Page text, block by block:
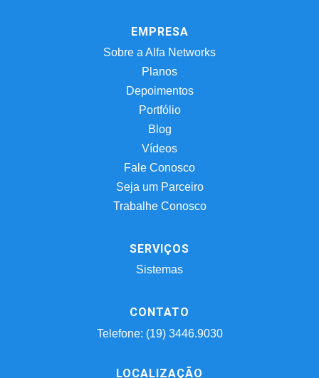
EMPRESA
Sobre a Alfa Networks
Planos
Depoimentos
Portfólio
Blog
Vídeos
Fale Conosco
Seja um Parceiro
Trabalhe Conosco
SERVIÇOS
Sistemas
CONTATO
Telefone: (19) 3446.9030
LOCALIZAÇÃO